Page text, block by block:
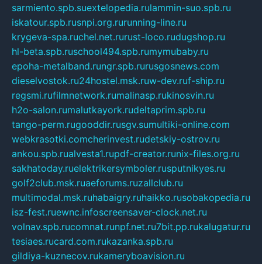
sarmiento.spb.suextelopedia.rulammin-suo.spb.ru
iskatour.spb.rusnpi.org.rurunning-line.ru
krygeva-spa.ruchel.net.rurust-loco.rudugshop.ru
hl-beta.spb.ruschool494.spb.rumymubaby.ru
epoha-metalband.rungr.spb.rurusgosnews.com
dieselvostok.ru24hostel.msk.ruw-dev.ruf-ship.ru
regsmi.rufilmnetwork.rumalinasp.rukinosvin.ru
h2o-salon.rumalutkayork.rudeltaprim.spb.ru
tango-perm.rugooddir.rusgv.sumultiki-online.com
webkrasotki.comcherinvest.rudetskiy-ostrov.ru
ankou.spb.rualvesta1.rupdf-creator.runix-files.org.ru
sakhatoday.ruelektrikersymboler.rusputnikyes.ru
golf2club.msk.ruaeforums.ruzallclub.ru
multimodal.msk.ruhabaigry.ruhaikko.rusobakopedia.ru
isz-fest.ruewnc.infoscreensaver-clock.net.ru
volnav.spb.rucomnat.runpf.net.ru7bit.pp.rukalugatur.ru
tesiaes.rucard.com.rukazanka.spb.ru
gildiya-kuznecov.rukameryboavision.ru